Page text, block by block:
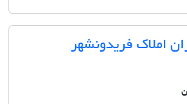
املاک فریدونشهر